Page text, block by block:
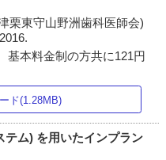
栗東守山野洲歯科医師会)
基本料金制の方共に121円
ド(1.28MB)
ム) を用いたインプラン